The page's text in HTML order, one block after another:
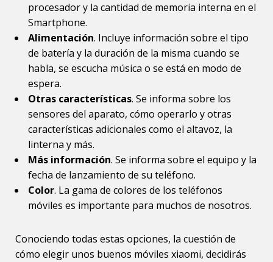
procesador y la cantidad de memoria interna en el
Smartphone.
Alimentación. Incluye información sobre el tipo
de batería y la duración de la misma cuando se
habla, se escucha música o se está en modo de
espera.
Otras características. Se informa sobre los
sensores del aparato, cómo operarlo y otras
características adicionales como el altavoz, la
linterna y más.
Más información. Se informa sobre el equipo y la
fecha de lanzamiento de su teléfono.
Color. La gama de colores de los teléfonos
móviles es importante para muchos de nosotros.
Conociendo todas estas opciones, la cuestión de
cómo elegir unos buenos móviles xiaomi, decidirás